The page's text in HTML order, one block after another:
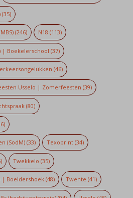
(35)
(246) N18 (113)
| Boekelerschool (37)
(46)
Usselo | Zomerfeesten (39)
(80)
(SodM)(33) Texoprint (34)
Twekkelo (35)
| Boeldershoek(48) Twente (41)